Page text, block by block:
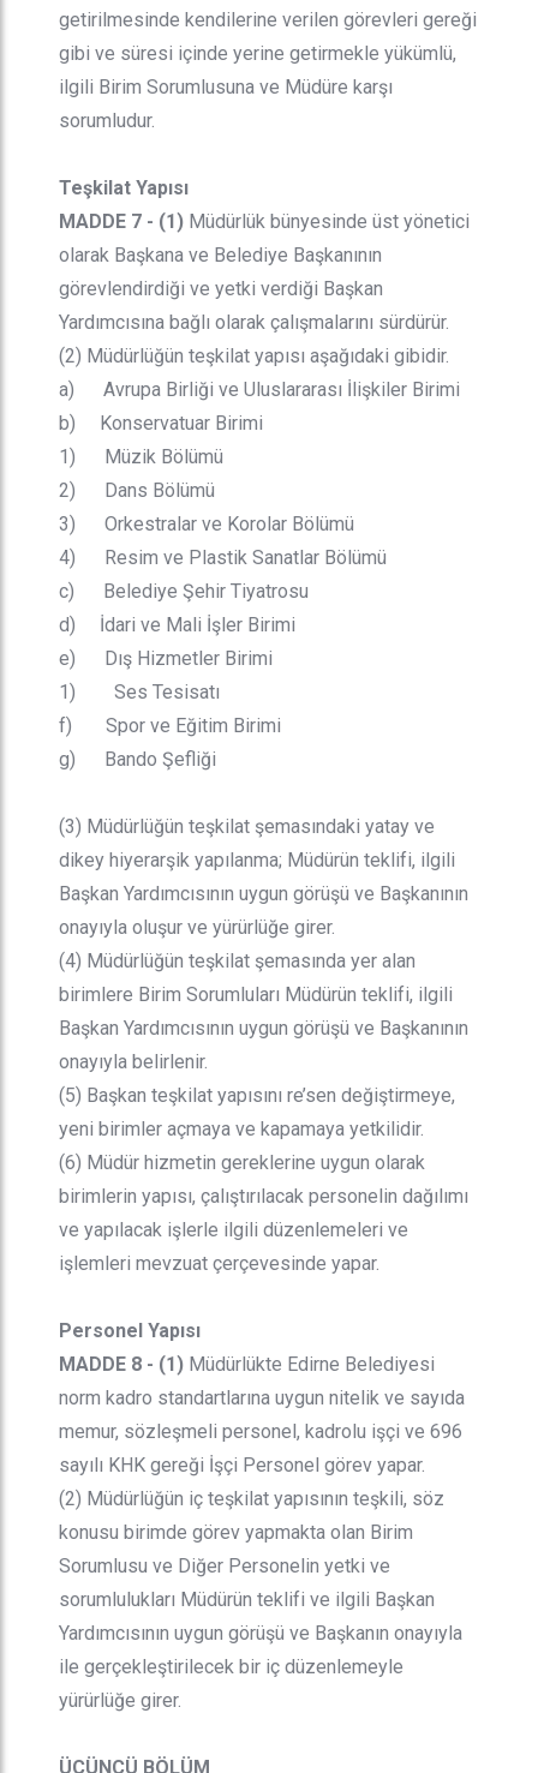
getirilmesinde kendilerine verilen görevleri gereği
gibi ve süresi içinde yerine getirmekle yükümlü,
ilgili Birim Sorumlusuna ve Müdüre karşı
sorumludur.
Teşkilat Yapısı
MADDE 7 - (1) Müdürlük bünyesinde üst yönetici
olarak Başkana ve Belediye Başkanının
görevlendirdiği ve yetki verdiği Başkan
Yardımcısına bağlı olarak çalışmalarını sürdürür.
(2) Müdürlüğün teşkilat yapısı aşağıdaki gibidir.
a) Avrupa Birliği ve Uluslararası İlişkiler Birimi
b) Konservatuar Birimi
1) Müzik Bölümü
2) Dans Bölümü
3) Orkestralar ve Korolar Bölümü
4) Resim ve Plastik Sanatlar Bölümü
c) Belediye Şehir Tiyatrosu
d) İdari ve Mali İşler Birimi
e) Dış Hizmetler Birimi
1) Ses Tesisatı
f) Spor ve Eğitim Birimi
g) Bando Şefliği
(3) Müdürlüğün teşkilat şemasındaki yatay ve
dikey hiyerarşik yapılanma; Müdürün teklifi, ilgili
Başkan Yardımcısının uygun görüşü ve Başkanının
onayıyla oluşur ve yürürlüğe girer.
(4) Müdürlüğün teşkilat şemasında yer alan
birimlere Birim Sorumluları Müdürün teklifi, ilgili
Başkan Yardımcısının uygun görüşü ve Başkanının
onayıyla belirlenir.
(5) Başkan teşkilat yapısını re’sen değiştirmeye,
yeni birimler açmaya ve kapamaya yetkilidir.
(6) Müdür hizmetin gereklerine uygun olarak
birimlerin yapısı, çalıştırılacak personelin dağılımı
ve yapılacak işlerle ilgili düzenlemeleri ve
işlemleri mevzuat çerçevesinde yapar.
Personel Yapısı
MADDE 8 - (1) Müdürlükte Edirne Belediyesi
norm kadro standartlarına uygun nitelik ve sayıda
memur, sözleşmeli personel, kadrolu işçi ve 696
sayılı KHK gereği İşçi Personel görev yapar.
(2) Müdürlüğün iç teşkilat yapısının teşkili, söz
konusu birimde görev yapmakta olan Birim
Sorumlusu ve Diğer Personelin yetki ve
sorumlulukları Müdürün teklifi ve ilgili Başkan
Yardımcısının uygun görüşü ve Başkanın onayıyla
ile gerçekleştirilecek bir iç düzenlemeyle
yürürlüğe girer.
ÜÇÜNCÜ BÖLÜM